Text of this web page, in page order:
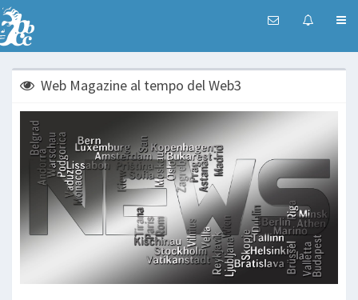
Web Magazine al tempo del Web3